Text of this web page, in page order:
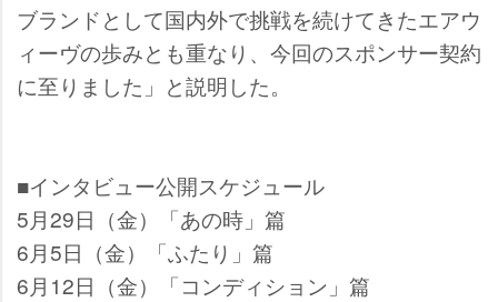
ブランドとして国内外で挑戦を続けてきたエアウ
ィーヴの歩みとも重なり、今回のスポンサー契約
に至りました」と説明した。
■インタビュー公開スケジュール
5月29日（金）「あの時」篇
6月5日（金）「ふたり」篇
6月12日（金）「コンディション」篇